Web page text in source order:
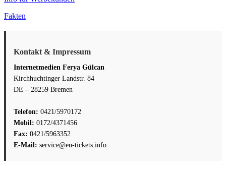
Fakten
Kontakt & Impressum
Internetmedien Ferya Gülcan
Kirchhuchtinger Landstr. 84
DE – 28259 Bremen
Telefon: 0421/5970172
Mobil: 0172/4371456
Fax: 0421/5963352
E-Mail: service@eu-tickets.info